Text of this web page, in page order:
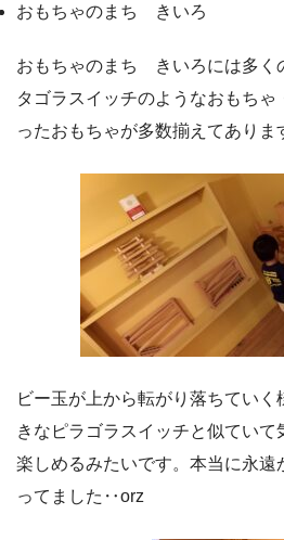
おもちゃのまち きいろ
おもちゃのまち きいろには多く
タゴラスイッチのようなおもち
ったおもちゃが多数揃えてありま
ビー玉が上から転がり落ちてい
きなピラゴラスイッチと似ていて
楽しめるみたいです。本当に永遠
ってました‥orz